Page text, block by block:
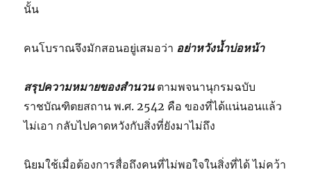
นั้น
คนโบราณจึงมักสอนอยู่เสมอว่า อย่าหวังน้ำบ่อหน้า
สรุปความหมายของสำนวนตามพจนานุกรมฉบับ
ราชบัณฑิตยสถาน พ.ศ. 2542 คือ ของที่ได้แน่นอนแล้ว
ไม่เอา กลับไปคาดหวังกับสิ่งที่ยังมาไม่ถึง
นิยมใช้เมื่อต้องการสื่อถึงคนที่ไม่พอใจในสิ่งที่ได้ ไม่คว้า